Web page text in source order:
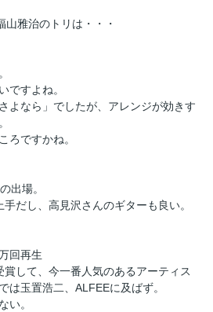
山雅治のトリは・・・
ですよね。
よなら」でしたが、アレンジが効きす
ろですかね。
出場。
だし、高見沢さんのギターも良い。
回再生
して、今一番人気のあるアーティス
は玉置浩二、ALFEEに及ばず。
い。